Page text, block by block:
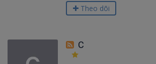
Theo dõi
C